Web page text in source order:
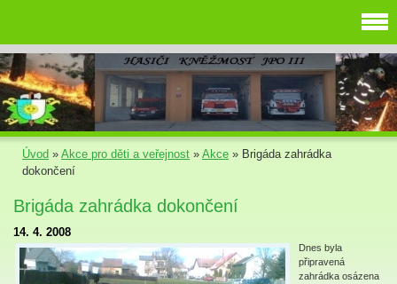
Úvod » Akce pro děti a veřejnost » Akce » Brigáda zahrádka
dokončení
Brigáda zahrádka dokončení
14. 4. 2008
Dnes byla
připravená
zahrádka osázena